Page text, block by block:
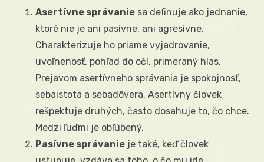
Asertívne správanie sa definuje ako jednanie,
ktoré nie je ani pasívne, ani agresívne.
Charakterizuje ho priame vyjadrovanie,
uvoľnenosť, pohľad do očí, primeraný hlas.
Prejavom asertívneho správania je spokojnosť,
sebaistota a sebadôvera. Asertívny človek
rešpektuje druhých, často dosahuje to, čo chce.
Medzi ľuďmi je obľúbený.
Pasívne správanie je také, keď človek